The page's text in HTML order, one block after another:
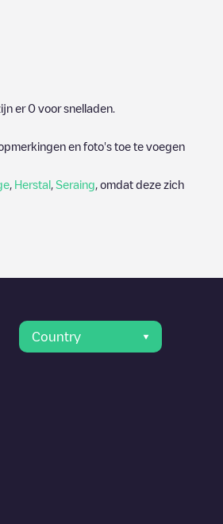
er 0 voor snelladen.
en foto's toe te voegen
Herstal Seraing , omdat deze zich
Country